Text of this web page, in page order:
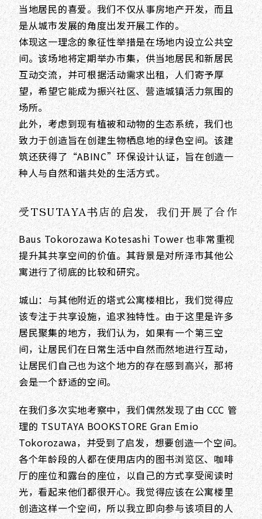
当地居民的喜爱。我们不仅从事房地产开发，而且
是从城市发展的角度出发开展工作的。
体现这一理念的象征性举措是在场地内设立公共空
间。该场地将定期举办市集，供当地居民和新居民
互动交流，并可根据活动需求出租，人们寄予厚
望，希望它能成为振兴社区、营造城镇活力氛围的
场所。
此外，考虑到现有植被和动物的生态系统，我们也
致力于创造旨在创建生物栖息地的绿色空间。该建
筑还获得了“ABINC”环保设计认证，旨在创造一
种人与自然和谐共处的生活方式。
受TSUTAYA书店的启发，我们开展了合作
Baus Tokorozawa Kotesashi Tower 也非常重视
提升其共享空间的价值。其背景是对所泽市其他公
寓进行了彻底的比较和研究。
城山：与其他附近的塔式公寓楼相比，我们觉得应
该专注于共享设施，追求独特性。由于这里是许多
居民聚集的地方，我们认为，如果有一个第三空
间，让居民们在日常生活中自然而然地进行互动，
让居民们自己也为这个地方的存在感到高兴，那将
会是一个舒适的空间。
在我们多次实地考察中，我们偶然发现了由 CCC 管
理的 TSUTAYA BOOKSTORE Gran Emio
Tokorozawa，并受到了启发，想要创造一个空间。
各个年龄段的人都在使用店内的图书浏览区、咖啡
厅的座位和露台的座位，以自己的方式享受阅读时
光，看起来他们都很开心。我觉得应该在公寓楼里
创造这样一个空间，所以我立即向参与该项目的人